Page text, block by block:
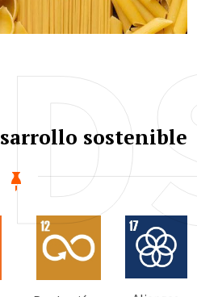
sostenible